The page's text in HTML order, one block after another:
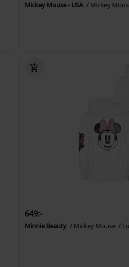
Mickey Mouse - USA Mickey
649:-
Minnie Beauty Mickey Mouse